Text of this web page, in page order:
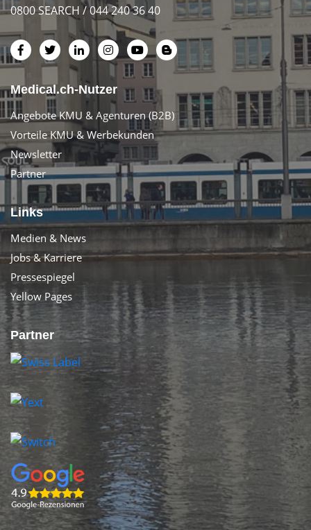
0800 SEARCH / 044 240 36 40
Medical.ch-Nutzer
Angebote KMU & Agenturen (B2B)
Vorteile KMU & Werbekunden
Newsletter
Partner
Links
Medien & News
Jobs & Karriere
Pressespiegel
Yellow Pages
Partner